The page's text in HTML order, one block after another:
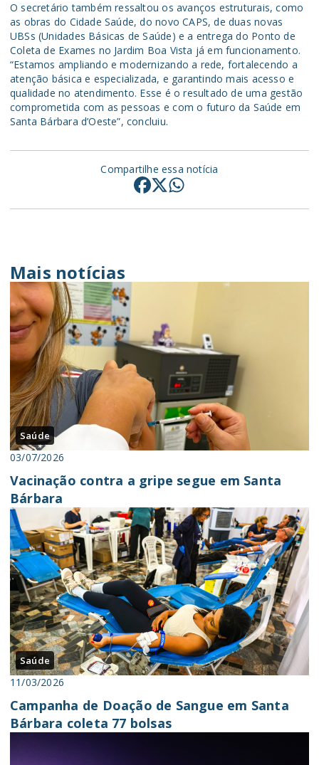
O secretário também ressaltou os avanços estruturais, como
as obras do Cidade Saúde, do novo CAPS, de duas novas
UBSs (Unidades Básicas de Saúde) e a entrega do Ponto de
Coleta de Exames no Jardim Boa Vista já em funcionamento.
“Estamos ampliando e modernizando a rede, fortalecendo a
atenção básica e especializada, e garantindo mais acesso e
qualidade no atendimento. Esse é o resultado de uma gestão
comprometida com as pessoas e com o futuro da Saúde em
Santa Bárbara d’Oeste”, concluiu.
Compartilhe essa notícia
Mais notícias
Saúde
03/07/2026
Vacinação contra a gripe segue em Santa
Bárbara
Saúde
11/03/2026
Campanha de Doação de Sangue em Santa
Bárbara coleta 77 bolsas